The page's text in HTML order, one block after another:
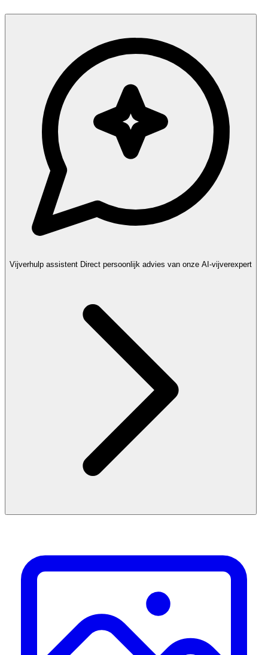
Vijverhulp assistent Direct persoonlijk advies van onze AI-vijverexpert